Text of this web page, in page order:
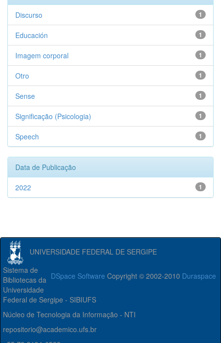
1
Discurso
1
Educación
1
Imagem corporal
1
Otro
1
Sense
1
Significação (Psicologia)
1
Speech
Data de Publicação
1
2022
UNIVERSIDADE FEDERAL DE SERGIPE
DSpace Software Copyright © 2002-2010 Duraspace
Sistema de
Bibliotecas da
Universidade
Federal de Sergipe - SIBIUFS
Núcleo de Tecnologia da Informação - NTI
repositorio@academico.ufs.br